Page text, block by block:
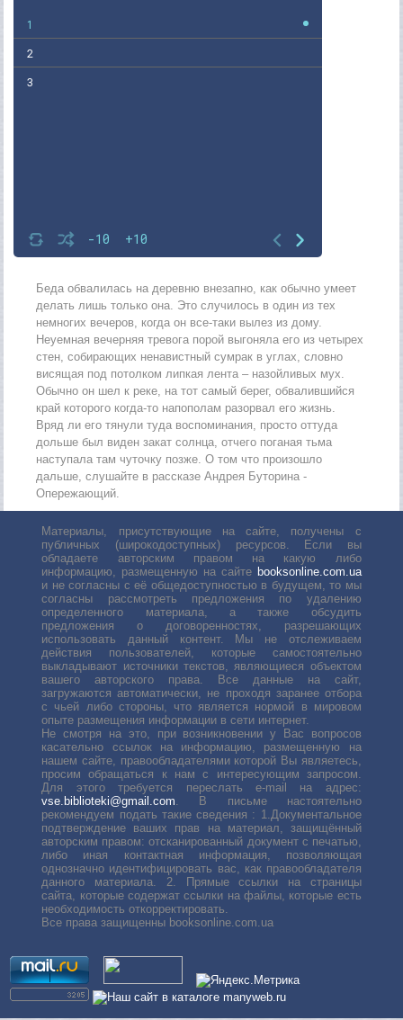
-10 +10
1
2
3
Беда обвалилась на деревню внезапно, как обычно умеет
делать лишь только она. Это случилось в один из тех
немногих вечеров, когда он все-таки вылез из дому.
Неуемная вечерняя тревога порой выгоняла его из четырех
стен, собирающих ненавистный сумрак в углах, словно
висящая под потолком липкая лента – назойливых мух.
Обычно он шел к реке, на тот самый берег, обвалившийся
край которого когда-то напополам разорвал его жизнь.
Вряд ли его тянули туда воспоминания, просто оттуда
дольше был виден закат солнца, отчего поганая тьма
наступала там чуточку позже. О том что произошло
дальше, слушайте в рассказе Андрея Буторина -
Опережающий.
Материалы, присутствующие на сайте, получены с
публичных (широкодоступных) ресурсов. Если вы
обладаете авторским правом на какую либо
информацию, размещенную на сайте booksonline.com.ua
и не согласны с её общедоступностью в будущем, то мы
согласны рассмотреть предложения по удалению
определенного материала, а также обсудить
предложения о договоренностях, разрешающих
использовать данный контент. Мы не отслеживаем
действия пользователей, которые самостоятельно
выкладывают источники текстов, являющиеся объектом
вашего авторского права. Все данные на сайт,
загружаются автоматически, не проходя заранее отбора
с чьей либо стороны, что является нормой в мировом
опыте размещения информации в сети интернет.
Не смотря на это, при возникновении у Вас вопросов
касательно ссылок на информацию, размещенную на
нашем сайте, правообладателями которой Вы являетесь,
просим обращаться к нам с интересующим запросом.
Для этого требуется переслать е-mail на адрес:
vse.biblioteki@gmail.com. В письме настоятельно
рекомендуем подать такие сведения : 1.Документальное
подтверждение ваших прав на материал, защищённый
авторским правом: отсканированный документ с печатью,
либо иная контактная информация, позволяющая
однозначно идентифицировать вас, как правообладателя
данного материала. 2. Прямые ссылки на страницы
сайта, которые содержат ссылки на файлы, которые есть
необходимость откорректировать.
Все права защищенны booksonline.com.ua